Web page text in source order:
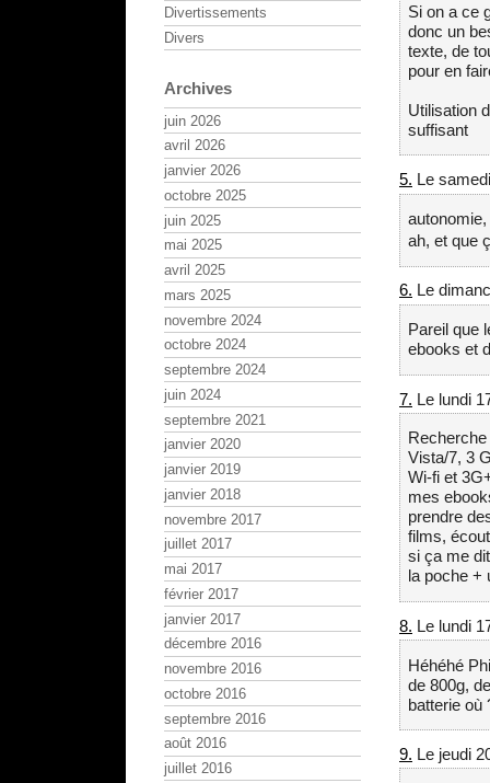
Si on a ce
donc un
texte, de
pour en
Utilisation
suffisant
5. Le
ah, et que
6. Le
Pareil que
ebooks et
7. Le lundi
Vista/7, 3
Wi-fi et
mes
prendre
films,
si ça me
la poche +
8. Le lundi
Héhéhé
de 800g,
batterie où
9. Le jeudi
Divertissements
Divers
Archives
juin 2026
avril 2026
janvier 2026
octobre 2025
juin 2025
mai 2025
avril 2025
mars 2025
novembre 2024
octobre 2024
septembre 2024
juin 2024
septembre 2021
janvier 2020
janvier 2019
janvier 2018
novembre 2017
juillet 2017
mai 2017
février 2017
janvier 2017
décembre 2016
novembre 2016
octobre 2016
septembre 2016
août 2016
juillet 2016